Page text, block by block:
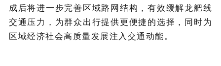
成后将进一步完善区域路网结构，有效缓解龙舥线
交通压力，为群众出行提供更便捷的选择，同时为
区域经济社会高质量发展注入交通动能。